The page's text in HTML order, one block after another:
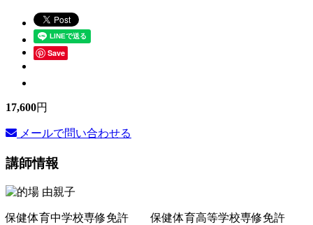
Save
17,600円
メールで問い合わせる
講師情報
保健体育中学校専修免許 保健体育高等学校専修免許